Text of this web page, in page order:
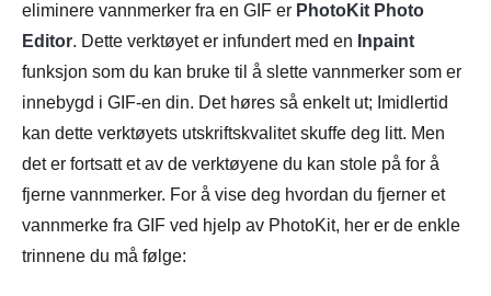
eliminere vannmerker fra en GIF er PhotoKit Photo
Editor. Dette verktøyet er infundert med en Inpaint
funksjon som du kan bruke til å slette vannmerker som er
innebygd i GIF-en din. Det høres så enkelt ut; Imidlertid
kan dette verktøyets utskriftskvalitet skuffe deg litt. Men
det er fortsatt et av de verktøyene du kan stole på for å
fjerne vannmerker. For å vise deg hvordan du fjerner et
vannmerke fra GIF ved hjelp av PhotoKit, her er de enkle
trinnene du må følge: